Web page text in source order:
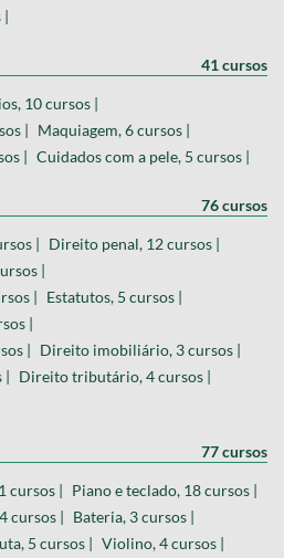
|
41 cursos
10 cursos |
| Maquiagem, 6 cursos |
| Cuidados com a pele, 5 cursos |
76 cursos
| Direito penal, 12 cursos |
|
| Estatutos, 5 cursos |
|
| Direito imobiliário, 3 cursos |
| Direito tributário, 4 cursos |
77 cursos
cursos | Piano e teclado, 18 cursos |
cursos | Bateria, 3 cursos |
5 cursos | Violino, 4 cursos |